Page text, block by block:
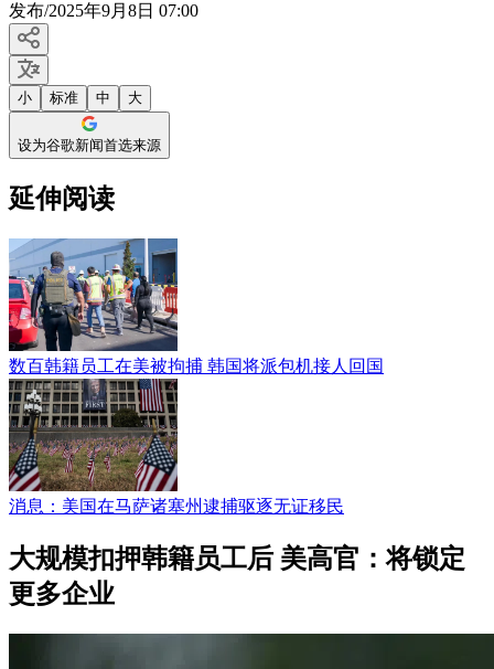
发布/2025年9月8日 07:00
小 标准 中 大
设为谷歌新闻首选来源
延伸阅读
数百韩籍员工在美被拘捕 韩国将派包机接人回国
消息：美国在马萨诸塞州逮捕驱逐无证移民
大规模扣押韩籍员工后 美高官：将锁定
更多企业